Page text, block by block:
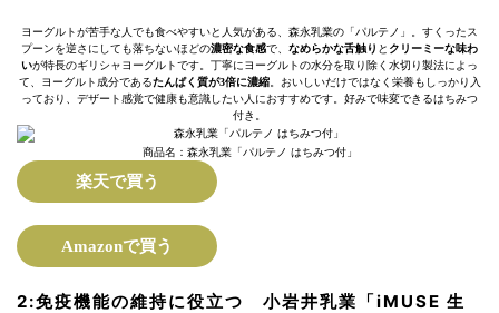
ヨーグルトが苦手な人でも食べやすいと人気がある、森永乳業の「パルテノ」。すくったス
プーンを逆さにしても落ちないほどの濃密な食感で、 なめらかな舌触り と クリーミーな味わ
いが特長のギリシャヨーグルトです。丁寧にヨーグルトの水分を取り除く水切り製法によっ
て、ヨーグルト成分であるたんぱく質が3倍に濃縮。おいしいだけではなく栄養もしっかり入
っており、デザート感覚で健康も意識したい人におすすめです。好みで味変できるはちみつ
付き。
商品名：森永乳業「パルテノ はちみつ付」
楽天で買う
Amazonで買う
2:免疫機能の維持に役立つ
小岩井乳業「iMUSE 生